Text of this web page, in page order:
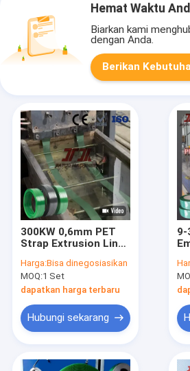
Hemat Waktu
Biarkan kami
dengan Anda.
Berikan
300KW 0,6mm PET
Strap Extrusion Line
Dengan Sistem
Kontrol PLC 350-
950kg
Harga:Bisa dinegosiasikan
MOQ:1 Set
dapatkan harga terbaru
Hubungi sekarang
9-